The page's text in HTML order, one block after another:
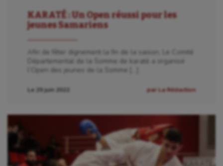
KARATÉ : Un Open réussi pour les
jeunes Samariens
Afin de fêter dignement la fin de la saison, Le Comité
Départemental de la Somme de karaté a organisé
l’Open des jeunes de la Somme […]
Le 29 juin 2022 par La Rédaction